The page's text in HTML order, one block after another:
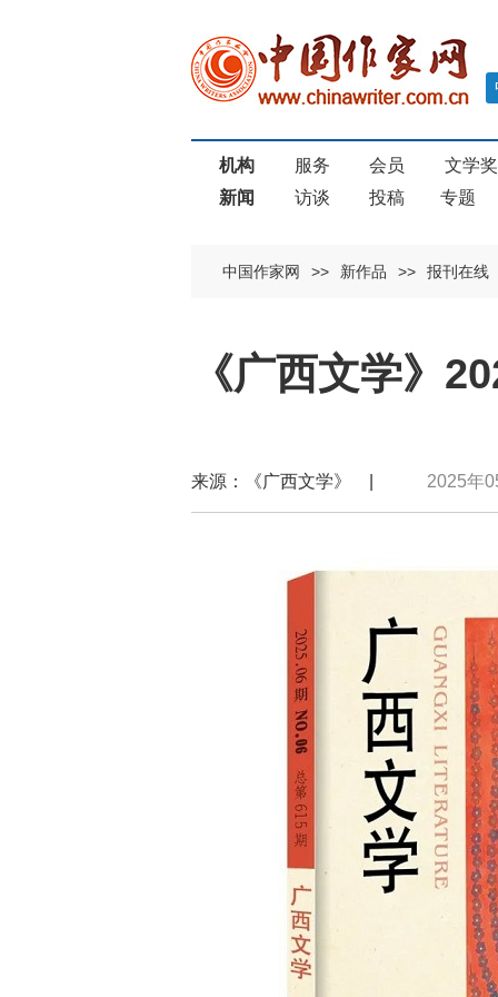
机构 服务 会员
文学
新闻
访谈 投稿 专题
中国作家网 >> 新作品 >> 报刊在线
《广西文学》
来源：《广西文学》 | 2025年